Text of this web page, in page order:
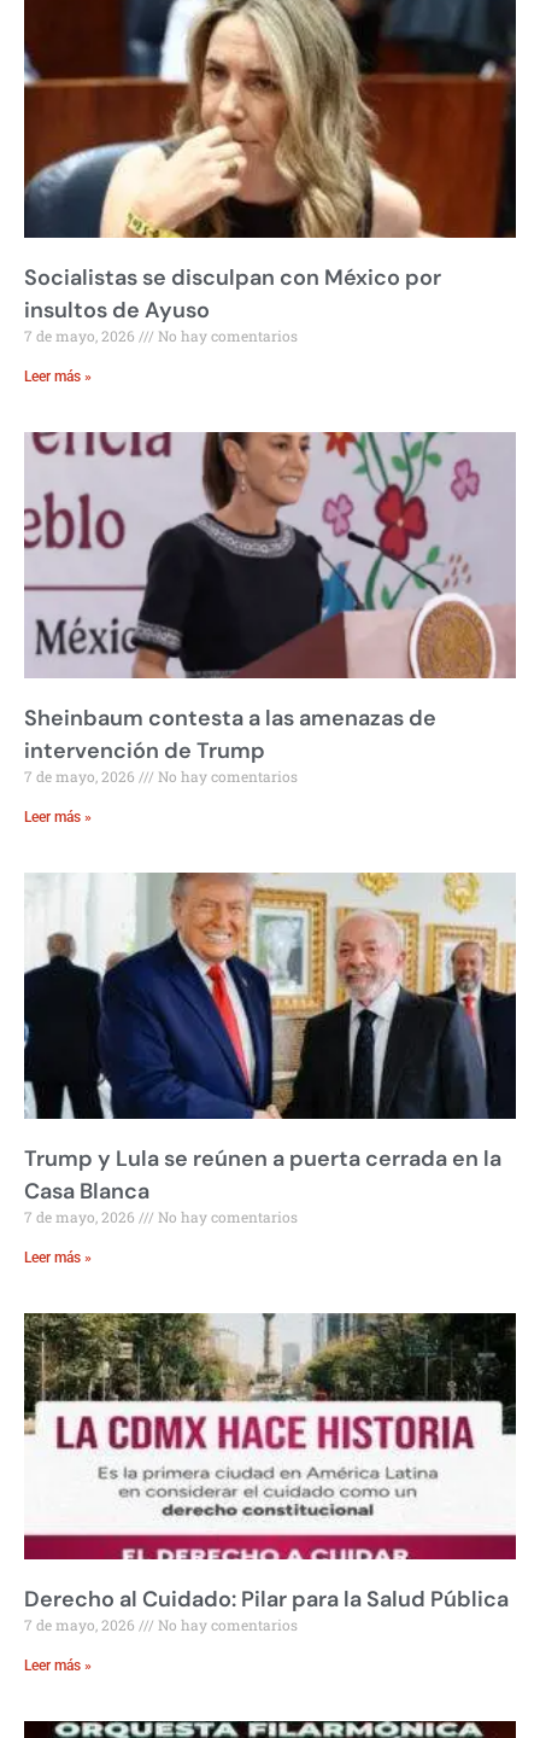
Socialistas se disculpan con México por
insultos de Ayuso
7 de mayo, 2026 No hay comentarios
Leer más »
Sheinbaum contesta a las amenazas de
intervención de Trump
7 de mayo, 2026 No hay comentarios
Leer más »
Trump y Lula se reúnen a puerta cerrada en la
Casa Blanca
7 de mayo, 2026 No hay comentarios
Leer más »
Derecho al Cuidado: Pilar para la Salud Pública
7 de mayo, 2026 No hay comentarios
Leer más »